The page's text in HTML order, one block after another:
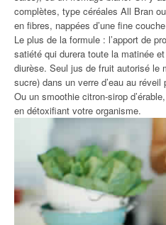
complètes, type céréales All Bran
en fibres, nappées d’une fine
Le plus de la formule : l’apport de
satiété qui durera toute la matinée
diurèse. Seul jus de fruit autorisé le
sucre) dans un verre d’eau au réveil
Ou un smoothie citron-sirop
en détoxifiant votre organisme.